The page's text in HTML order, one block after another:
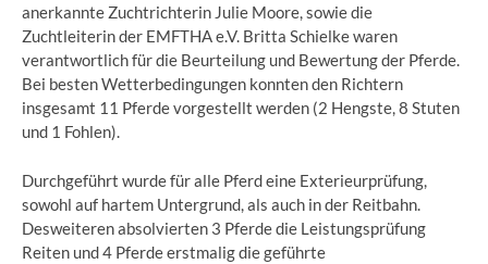
anerkannte Zuchtrichterin Julie Moore, sowie die
Zuchtleiterin der EMFTHA e.V. Britta Schielke waren
verantwortlich für die Beurteilung und Bewertung der Pferde.
Bei besten Wetterbedingungen konnten den Richtern
insgesamt 11 Pferde vorgestellt werden (2 Hengste, 8 Stuten
und 1 Fohlen).
Durchgeführt wurde für alle Pferd eine Exterieurprüfung,
sowohl auf hartem Untergrund, als auch in der Reitbahn.
Desweiteren absolvierten 3 Pferde die Leistungsprüfung
Reiten und 4 Pferde erstmalig die geführte